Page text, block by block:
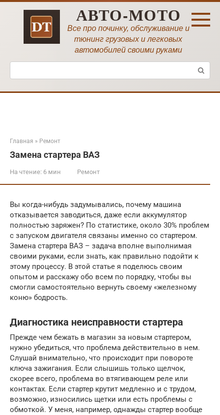
Перейти
АВТО-МОТО
Все про починку, обслуживание и
тюнинг грузовых и легковых
автомобилей своими руками
Поиск:
Главная » Ремонт
Замена стартера ВАЗ
На чтение: 6 мин Ремонт
Вы когда-нибудь задумывались, почему машина
отказывается заводиться, даже если аккумулятор
полностью заряжен? По статистике, около 30% проблем
с запуском двигателя связаны именно со стартером.
Замена стартера ВАЗ – задача вполне выполнимая
своими руками, если знать, как правильно подойти к
этому процессу. В этой статье я поделюсь своим
опытом и расскажу обо всем по порядку, чтобы вы
смогли самостоятельно вернуть своему «железному
коню» бодрость.
Диагностика неисправности стартера
Прежде чем бежать в магазин за новым стартером,
нужно убедиться, что проблема действительно в нем.
Слушай внимательно, что происходит при повороте
ключа зажигания. Если слышишь только щелчок,
скорее всего, проблема во втягивающем реле или
контактах. Если стартер крутит медленно и с трудом,
возможно, износились щетки или есть проблемы с
обмоткой. У меня, например, однажды стартер вообще